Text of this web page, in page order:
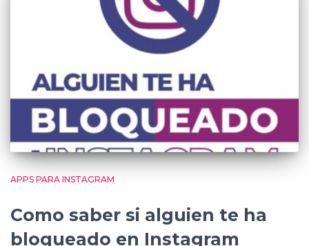
APPS PARA INSTAGRAM
Como saber si alguien te ha
bloqueado en Instagram